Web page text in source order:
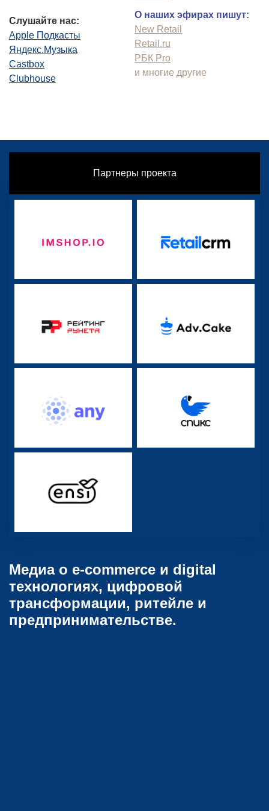
Слушайте нас:
Apple Подкасты
Яндекс.Музыка
Castbox
Clubhouse
О наших эфирах пишут:
New Retail
Retail.ru
РБК Pro
и многие другие
Партнеры проекта
Медиа о e-commerce и digital
технологиях, цифровой
трансформации, ритейле и
предпринимательстве.